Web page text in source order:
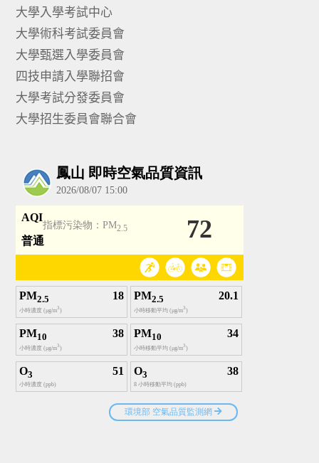
大學入學考試中心
大學術科考試委員會
大學甄選入學委員會
四技申請入學聯招會
大學考試分發委員會
大學招生委員會聯合會